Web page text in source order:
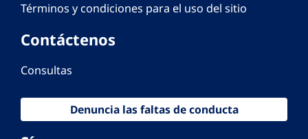
Términos y condiciones para el uso del sitio
Contáctenos
Consultas
Denuncia las faltas de conducta